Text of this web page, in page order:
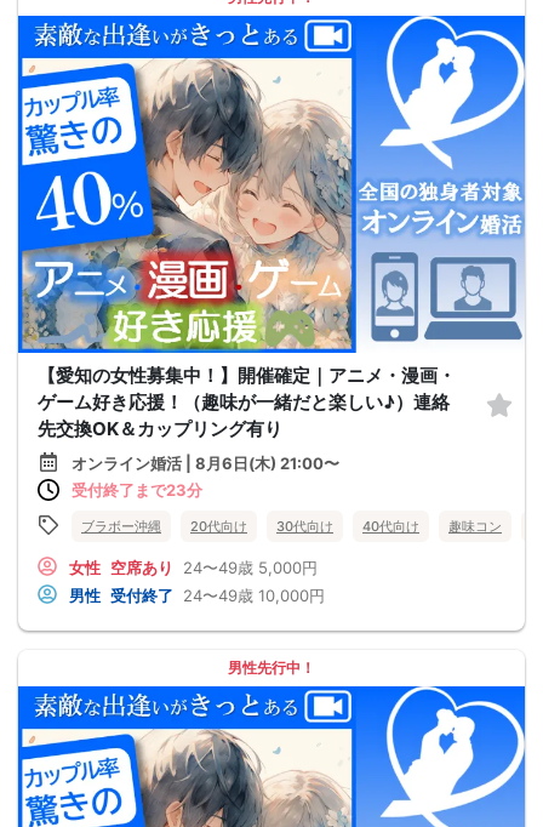
【愛知の女性募集中！】開催確定｜アニメ・漫画・
ゲーム好き応援！（趣味が一緒だと楽しい♪）連絡
先交換OK＆カップリング有り
オンライン婚活 | 8月6日(木) 21:00〜
受付終了まで23分
ブラボー沖縄 20代向け 30代向け 40代向け 趣味コン
女性 空席あり 24〜49歳 5,000円
男性 受付終了 24〜49歳 10,000円
男性先行中！